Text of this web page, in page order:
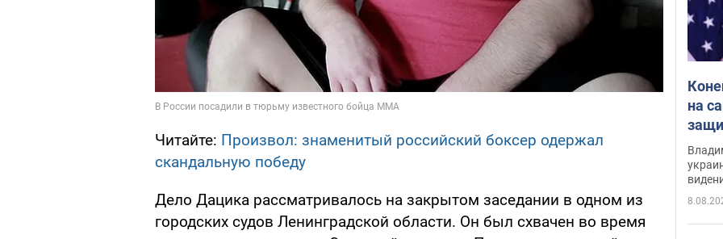
Читайте: Произвол: знаменитый российский боксер одержал
скандальную победу
Дело Дацика рассматривалось на закрытом заседании в одном из
городских судов Ленинградской области. Он был схвачен во время
на